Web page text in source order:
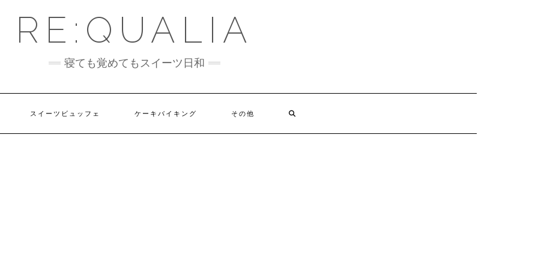
RE:QUALIA
寝ても覚めてもスイーツ日和
スイーツビュッフェ ケーキバイキング その他